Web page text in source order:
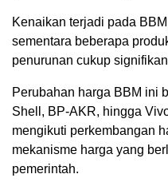
Kenaikan terjadi pada
sementara beberapa
penurunan cukup
Perubahan harga BBM ini
Shell, BP-AKR, hingga
mengikuti perkembangan
mekanisme harga yang
pemerintah.